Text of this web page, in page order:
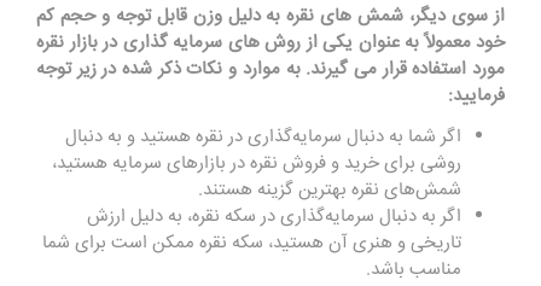
از سوی دیگر، شمش ‌های نقره به دلیل وزن قابل توجه و حجم کم
خود معمولاً به عنوان یکی از روش ‌های سرمایه ‌گذاری در بازار نقره
مورد استفاده قرار می گیرند. به موارد و نکات ذکر شده در زیر توجه
فرمایید:
اگر شما به دنبال سرمایه‌گذاری در نقره هستید و به دنبال
روشی برای خرید و فروش نقره در بازارهای سرمایه هستید،
شمش‌های نقره بهترین گزینه هستند.
اگر به دنبال سرمایه‌گذاری در سکه نقره، به دلیل ارزش
تاریخی و هنری آن هستید، سکه نقره ممکن است برای شما
مناسب باشد.